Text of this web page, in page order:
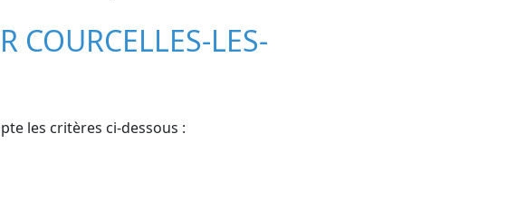
COURCELLES-LES-
les critères ci-dessous :